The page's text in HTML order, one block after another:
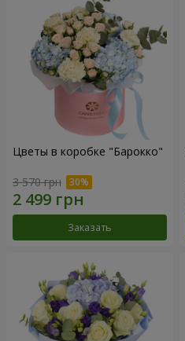
Цветы в коробке "Барокко"
3 570 грн
Заказать